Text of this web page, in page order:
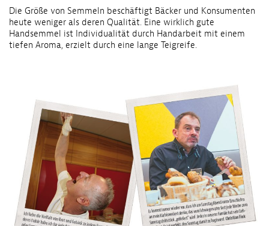
Die Größe von Semmeln beschäftigt Bäcker und Konsumenten
heute weniger als deren Qualität. Eine wirklich gute
Handsemmel ist Individualität durch Handarbeit mit einem
tiefen Aroma, erzielt durch eine lange Teigreife.